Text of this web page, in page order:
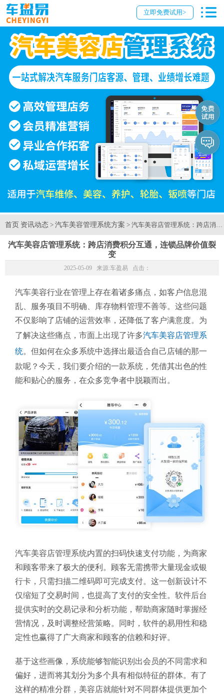
立即免费试用>
首页 资讯动态 > 汽车美容管理系统方案 > 汽车美容店管理系统：跨店消
汽车美容店管理系统：跨店消费积分互通，连锁品牌价值裂
变
2025-05-09 来源:车盈易 点击：
汽车美容行业在管理上存在着诸多痛点，如客户信息混
乱、服务项目不明确、库存物料管理不善等。这些问题
不仅影响了店铺的运营效率，还降低了客户满意度。为
了解决这些痛点，市面上出现了许多汽车美容店管理系
统。但如何在众多系统中选择出最适合自己店铺的那一
款呢？今天，我们要介绍的一款系统，凭借其出色的性
能和贴心的服务，在众多竞争者中脱颖而出。
汽车美容店管理系统内置的扫码快速支付功能，为商家
和顾客带来了极大的便利。顾客无需携带大量现金或银
行卡，只需扫描二维码即可完成支付。这一创新设计不
仅缩短了交易时间，也提高了支付的安全性。软件后台
提供实时的交易记录和分析功能，帮助商家随时掌握经
营情况，及时调整经营策略。同时，软件的易用性和稳
定性也赢得了广大商家和顾客的信赖和好评。
基于这些画像，系统能够智能识别出会员的不同需求和
偏好，进而将其划分为多个具有相似特征的群体。有了
这样的精准分群，美容店就能针对不同群体提供更加个